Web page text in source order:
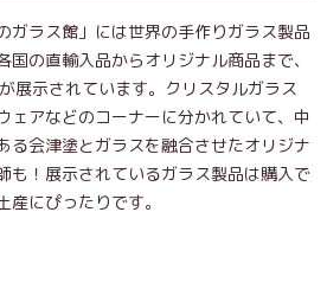
ガラス館」には世界の手作りガラス製品
の直輸入品からオリジナル商品まで、
展示されています。クリスタルガラス
ェアなどのコーナーに分かれていて、中
る会津塗とガラスを融合させたオリジナ
も！展示されているガラス製品は購入で
にぴったりです。